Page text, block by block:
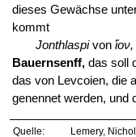
dieses Gewächse
kommt
Jonthlaspivon ἴον,
Bauernsenff,das soll
das von Levcoien, die
genennet werden, und
Quelle: Lemery,